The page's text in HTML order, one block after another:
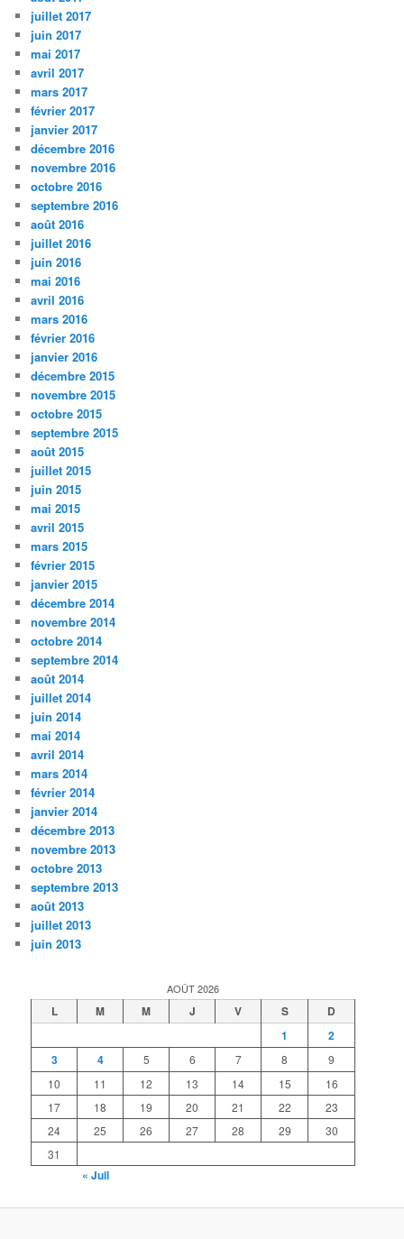
juillet 2017
juin 2017
mai 2017
avril 2017
mars 2017
février 2017
janvier 2017
décembre 2016
novembre 2016
octobre 2016
septembre 2016
août 2016
juillet 2016
juin 2016
mai 2016
avril 2016
mars 2016
février 2016
janvier 2016
décembre 2015
novembre 2015
octobre 2015
septembre 2015
août 2015
juillet 2015
juin 2015
mai 2015
avril 2015
mars 2015
février 2015
janvier 2015
décembre 2014
novembre 2014
octobre 2014
septembre 2014
août 2014
juillet 2014
juin 2014
mai 2014
avril 2014
mars 2014
février 2014
janvier 2014
décembre 2013
novembre 2013
octobre 2013
septembre 2013
août 2013
juillet 2013
juin 2013
AOÛT 2026
L M M J V S
D
1
2
3
4 5 6 7 8
9
10
11 12 13 14 15
16
17
18 19 20 21 22
23
24
25 26 27 28 29
30
31
« Juil